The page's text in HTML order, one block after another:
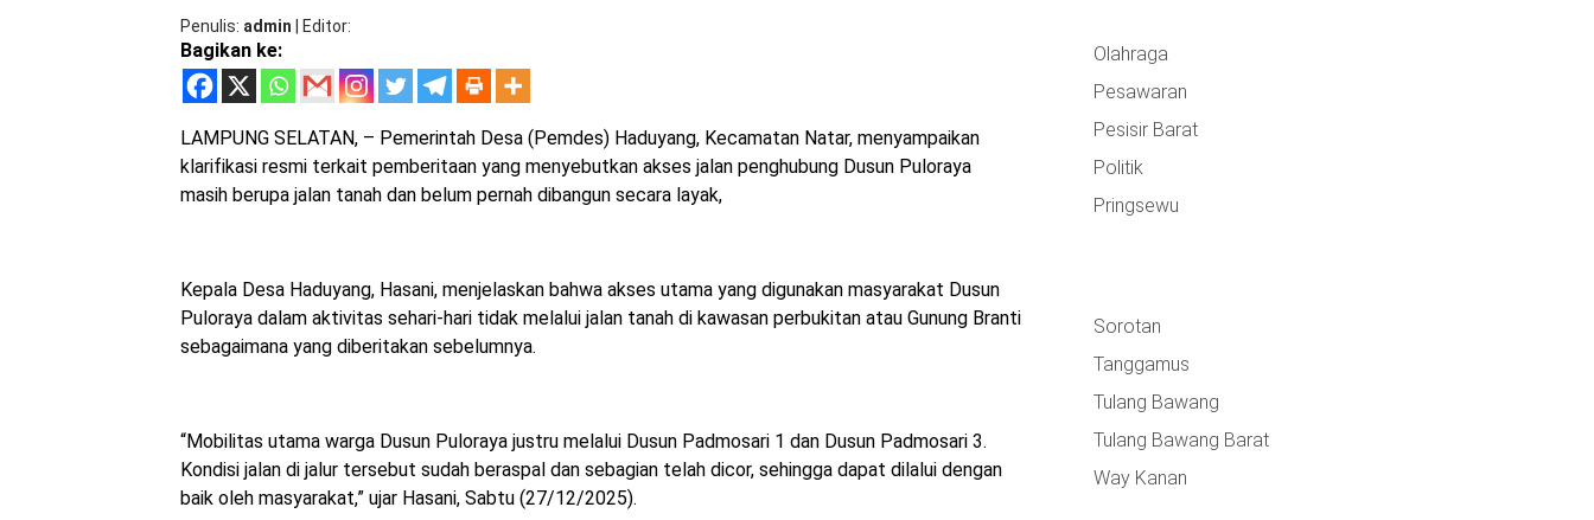
Penulis admin Editor
Bagikan ke:
LAMPUNG SELATAN, – Pemerintah Desa (Pemdes) Haduyang, Kecamatan Natar, menyampaikan
klarifikasi resmi terkait pemberitaan yang menyebutkan akses jalan penghubung Dusun Puloraya
masih berupa jalan tanah dan belum pernah dibangun secara layak,
Kepala Desa Haduyang, Hasani, menjelaskan bahwa akses utama yang digunakan masyarakat Dusun
Puloraya dalam aktivitas sehari-hari tidak melalui jalan tanah di kawasan perbukitan atau Gunung Branti
sebagaimana yang diberitakan sebelumnya.
“Mobilitas utama warga Dusun Puloraya justru melalui Dusun Padmosari 1 dan Dusun Padmosari 3.
Kondisi jalan di jalur tersebut sudah beraspal dan sebagian telah dicor, sehingga dapat dilalui dengan
baik oleh masyarakat,” ujar Hasani, Sabtu (27/12/2025).
Olahraga
Pesawaran
Pesisir Barat
Politik
Pringsewu
Sorotan
Tanggamus
Tulang Bawang
Tulang Bawang Barat
Way Kanan